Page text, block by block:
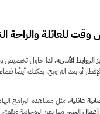
للعائلة والراحة
الأسرية، لذا حاول تخصيص
أو بعد التراويح. يمكنك أيضًا
عائلية، مثل مشاهدة البرامج
الخير، مما يعزز الروحانية